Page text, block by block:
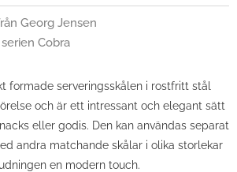
Georg Jensen
Cobra
formade serveringsskålen i rostfritt stål
och är ett intressant och elegant sätt
eller godis. Den kan användas separat
andra matchande skålar i olika storlekar
en modern touch.